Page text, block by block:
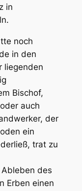
in
noch
in den
liegenden
Bischof,
auch
der
ein
trat zu
des
Erben einen